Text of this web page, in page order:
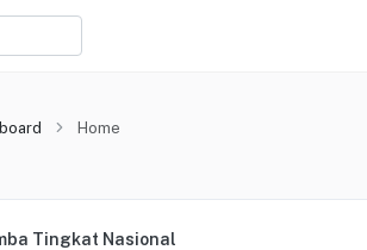
Home
Tingkat Nasional